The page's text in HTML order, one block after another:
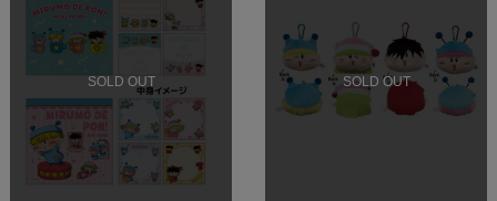
SOLD OUT SOLD OUT